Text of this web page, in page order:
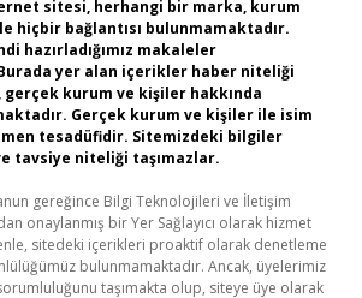
sitesi, herhangi bir marka, kurum
hiçbir bağlantısı bulunmamaktadır.
hazırladığımız makaleler
yer alan içerikler haber niteliği
gerçek kurum ve kişiler hakkında
Gerçek kurum ve kişiler ile isim
tesadüfidir. Sitemizdeki bilgiler
tavsiye niteliği taşımazlar.
gereğince Bilgi Teknolojileri ve İletişim
onaylanmış bir Yer Sağlayıcı olarak hizmet
sitedeki içerikleri proaktif olarak denetleme
bulunmamaktadır. Ancak, üyelerimiz
taşımakta olup, siteye üye olarak